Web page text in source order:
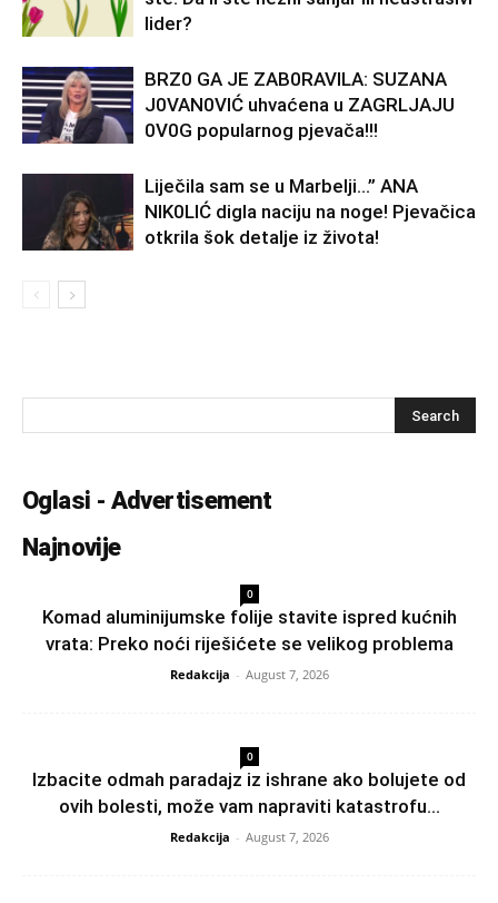
lider?
BRZ0 GA JE ZAB0RAVlLA: SUZANA
J0VAN0VIĆ uhvaćena u ZAGRLJAJU
0V0G popularnog pjevača!!!
Liječila sam se u Marbelji…” ANA
NlK0LlĆ digla naciju na noge! Pjevačica
otkrila šok detalje iz života!
Oglasi - Advertisement
Najnovije
0
Komad aluminijumske folije stavite ispred kućnih
vrata: Preko noći riješićete se velikog problema
Redakcija - August 7, 2026
0
Izbacite odmah paradajz iz ishrane ako bolujete od
ovih bolesti, može vam napraviti katastrofu...
Redakcija - August 7, 2026